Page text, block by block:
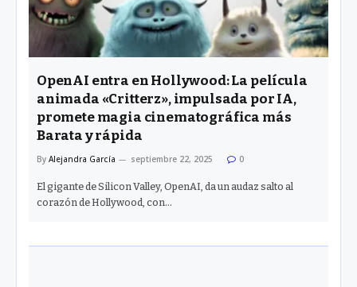
OpenAI entra en Hollywood: La película
animada «Critterz», impulsada por IA,
promete magia cinematográfica más
Barata y rápida
By Alejandra García septiembre 22, 2025 0
El gigante de Silicon Valley, OpenAI, da un audaz salto al
corazón de Hollywood, con…